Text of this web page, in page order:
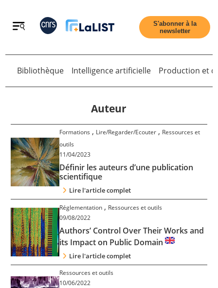
Retour
Accueil
Tous les articles
Qui sommes nous ?
Contact
Nous suivre
S'abonner à la
newsletter
Bibliothèque Intelligence artificielle Production et
Auteur
Formations , Lire/Regarder/Ecouter , Ressources et
outils
11/04/2023
Définir les auteurs d’une publication
scientifique
Lire l'article complet
Réglementation , Ressources et outils
09/08/2022
Authors’ Control Over Their Works and
its Impact on Public Domain
Lire l'article complet
Ressources et outils
10/06/2022